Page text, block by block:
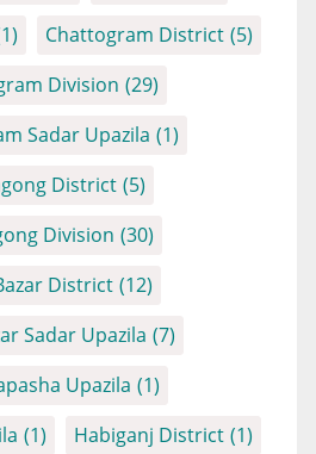
Chattogram District (5)
Division (29)
Sadar Upazila (1)
District (5)
Division (30)
District (12)
Sadar Upazila (7)
Upazila (1)
(1) Habiganj District (1)